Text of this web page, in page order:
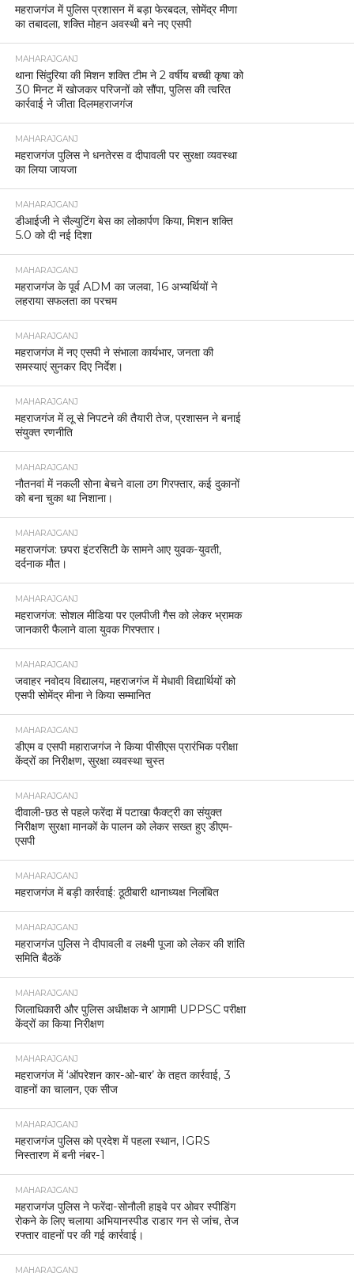
महराजगंज में पुलिस प्रशासन में बड़ा फेरबदल, सोमेंद्र मीणा
का तबादला, शक्ति मोहन अवस्थी बने नए एसपी
MAHARAJGANJ
थाना सिंदुरिया की मिशन शक्ति टीम ने 2 वर्षीय बच्ची कृषा को
30 मिनट में खोजकर परिजनों को सौंपा, पुलिस की त्वरित
कार्रवाई ने जीता दिलमहराजगंज
MAHARAJGANJ
महराजगंज पुलिस ने धनतेरस व दीपावली पर सुरक्षा व्यवस्था
का लिया जायजा
MAHARAJGANJ
डीआईजी ने सैल्युटिंग बेस का लोकार्पण किया, मिशन शक्ति
5.0 को दी नई दिशा
MAHARAJGANJ
महराजगंज के पूर्व ADM का जलवा, 16 अभ्यर्थियों ने
लहराया सफलता का परचम
MAHARAJGANJ
महराजगंज में नए एसपी ने संभाला कार्यभार, जनता की
समस्याएं सुनकर दिए निर्देश।
MAHARAJGANJ
महराजगंज में लू से निपटने की तैयारी तेज, प्रशासन ने बनाई
संयुक्त रणनीति
MAHARAJGANJ
नौतनवां में नकली सोना बेचने वाला ठग गिरफ्तार, कई दुकानों
को बना चुका था निशाना।
MAHARAJGANJ
महराजगंज: छपरा इंटरसिटी के सामने आए युवक-युवती,
दर्दनाक मौत।
MAHARAJGANJ
महराजगंज: सोशल मीडिया पर एलपीजी गैस को लेकर भ्रामक
जानकारी फैलाने वाला युवक गिरफ्तार।
MAHARAJGANJ
जवाहर नवोदय विद्यालय, महराजगंज में मेधावी विद्यार्थियों को
एसपी सोमेंद्र मीना ने किया सम्मानित
MAHARAJGANJ
डीएम व एसपी महाराजगंज ने किया पीसीएस प्रारंभिक परीक्षा
केंद्रों का निरीक्षण, सुरक्षा व्यवस्था चुस्त
MAHARAJGANJ
दीवाली-छठ से पहले फरेंदा में पटाखा फैक्ट्री का संयुक्त
निरीक्षण सुरक्षा मानकों के पालन को लेकर सख्त हुए डीएम-
एसपी
MAHARAJGANJ
महराजगंज में बड़ी कार्रवाई: ठूठीबारी थानाध्यक्ष निलंबित
MAHARAJGANJ
महराजगंज पुलिस ने दीपावली व लक्ष्मी पूजा को लेकर की शांति
समिति बैठकें
MAHARAJGANJ
जिलाधिकारी और पुलिस अधीक्षक ने आगामी UPPSC परीक्षा
केंद्रों का किया निरीक्षण
MAHARAJGANJ
महराजगंज में ‘ऑपरेशन कार-ओ-बार’ के तहत कार्रवाई, 3
वाहनों का चालान, एक सीज
MAHARAJGANJ
महराजगंज पुलिस को प्रदेश में पहला स्थान, IGRS
निस्तारण में बनी नंबर-1
MAHARAJGANJ
महराजगंज पुलिस ने फरेंदा-सोनौली हाइवे पर ओवर स्पीडिंग
रोकने के लिए चलाया अभियानस्पीड राडार गन से जांच, तेज
रफ्तार वाहनों पर की गई कार्रवाई।
MAHARAJGANJ